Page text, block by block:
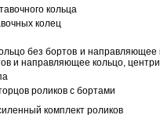
кольца
колец
без бортов и
и направляющее кольцо,
роликов с бортами
комплект роликов